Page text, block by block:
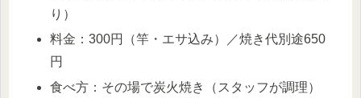
り）
料金：300円（竿・エサ込み）／焼き代別途650
円
食べ方：その場で炭火焼き（スタッフが調理）